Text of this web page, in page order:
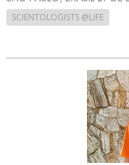
SCIENTOLOGISTS @LIFE